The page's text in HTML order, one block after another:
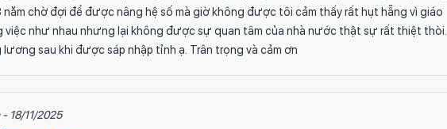
chờ đợi để được nâng hệ số mà giờ không được tôi cảm thấy rất hụt hẫng vì giáo
việc như nhau nhưng lại không được sự quan tâm của nhà nước thật sự rất thiệt thòi.
sau khi được sáp nhập tỉnh ạ. Trân trọng và cảm ơn
- 18/11/2025